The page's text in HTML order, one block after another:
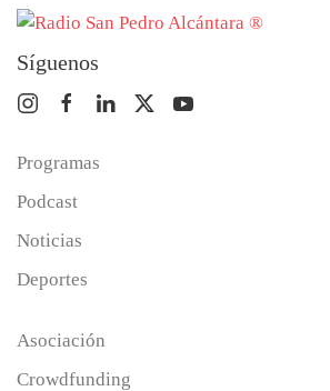
Síguenos
Programas
Podcast
Noticias
Deportes
Asociación
Crowdfunding